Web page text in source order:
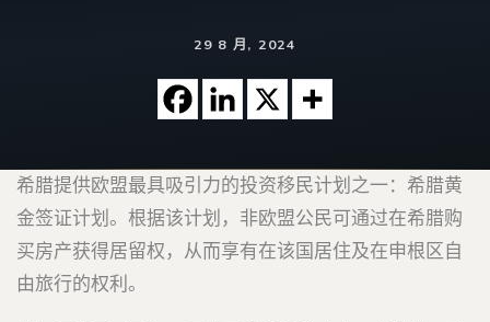
29 8 月, 2024
希腊提供欧盟最具吸引力的投资移民计划之一：希腊黄
金签证计划。根据该计划，非欧盟公民可通过在希腊购
买房产获得居留权，从而享有在该国居住及在申根区自
由旅行的权利。